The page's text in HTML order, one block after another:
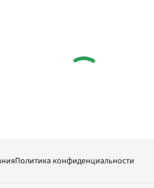
Политика конфиденциальности